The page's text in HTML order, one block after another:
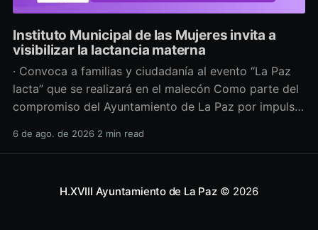
Instituto Municipal de las Mujeres invita a
visibilizar la lactancia materna
· Convoca a familias y ciudadanía al evento “La Paz
lacta” que se realizará en el malecón Como parte del
compromiso del Ayuntamiento de La Paz por impulsar
salud y los derechos de las mujeres, así como generar
6 de ago. de 2026 2 min read
H.XVIII Ayuntamiento de La Paz© 2026